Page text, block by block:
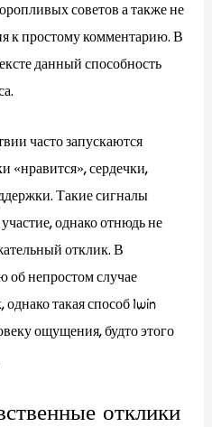
советов а также не
к простому комментарию. В
данный способность
часто запускаются
«нравится», сердечки,
Такие сигналы
однако отнюдь не
отклик. В
об непростом случае
такая способ 1win
ощущения, будто этого
отклики